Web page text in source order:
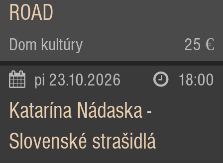
ROAD
Dom kultúry 25 €
pi 23.10.2026 18:00
Katarína Nádaska -
Slovenské strašidlá